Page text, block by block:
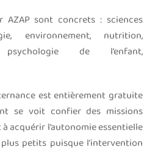
AZAP sont concrets : sciences
environnement, nutrition,
de l’enfant,
est entièrement gratuite
se voit confier des missions
acquérir l’autonomie essentielle
petits puisque l’intervention